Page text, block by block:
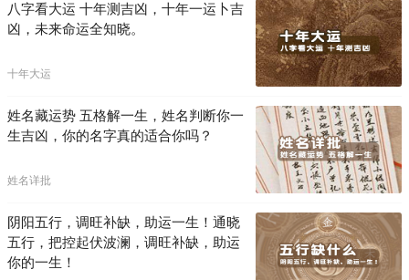
八字看大运 十年测吉凶，十年一运卜吉
凶，未来命运全知晓。
十年大运
姓名藏运势 五格解一生，姓名判断你一
生吉凶，你的名字真的适合你吗？
姓名详批
阴阳五行，调旺补缺，助运一生！通晓
五行，把控起伏波澜，调旺补缺，助运
你的一生！